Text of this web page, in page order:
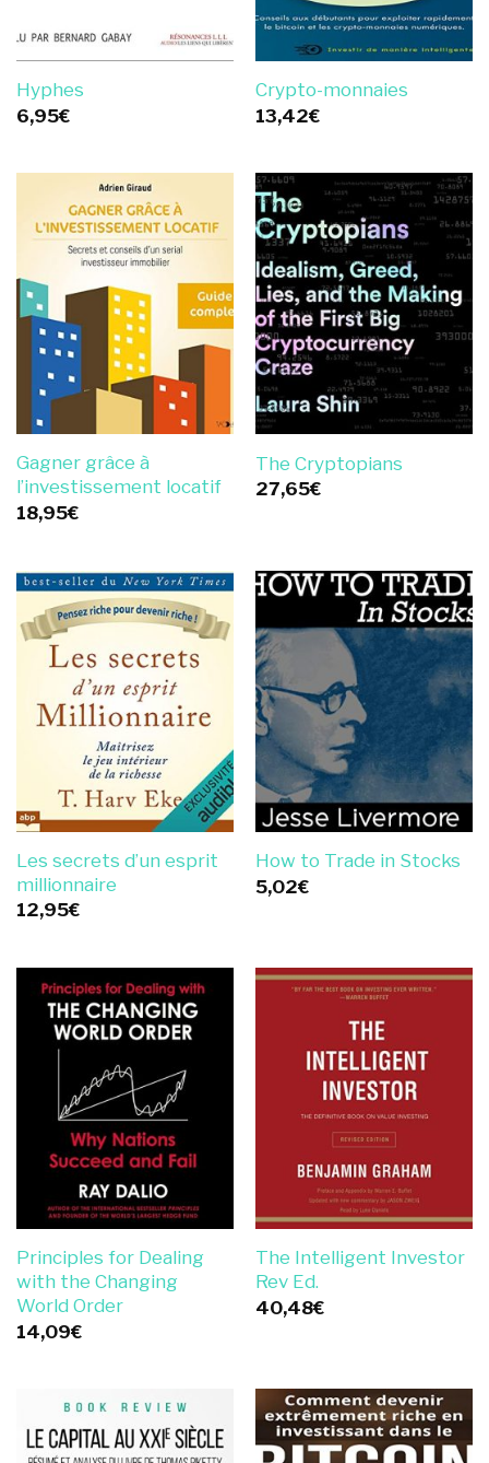
Hyphes
6,95€
Crypto-monnaies
13,42€
Gagner grâce à
l’investissement locatif
18,95€
The Cryptopians
27,65€
Les secrets d’un esprit
millionnaire
12,95€
How to Trade in Stocks
5,02€
Principles for Dealing
with the Changing
World Order
14,09€
The Intelligent Investor
Rev Ed.
40,48€